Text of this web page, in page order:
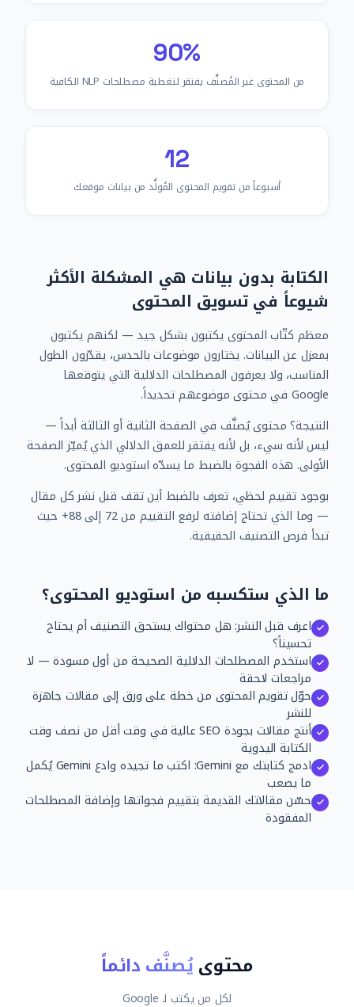
90%
من المحتوى غير المُصنَّف يفتقر لتغطية مصطلحات NLP الكافية
12
أسبوعاً من تقويم المحتوى المُولَّد من بيانات موقعك
الكتابة بدون بيانات هي المشكلة الأكثر
شيوعاً في تسويق المحتوى
معظم كتّاب المحتوى يكتبون بشكل جيد — لكنهم يكتبون
بمعزل عن البيانات. يختارون موضوعات بالحدس، يقدّرون الطول
المناسب، ولا يعرفون المصطلحات الدلالية التي يتوقعها
Google في محتوى موضوعهم تحديداً.
النتيجة؟ محتوى يُصنَّف في الصفحة الثانية أو الثالثة أبداً —
ليس لأنه سيء، بل لأنه يفتقر للعمق الدلالي الذي يُميّز الصفحة
الأولى. هذه الفجوة بالضبط ما يسدّه استوديو المحتوى.
بوجود تقييم لحظي، تعرف بالضبط أين تقف قبل نشر كل مقال
— وما الذي تحتاج إضافته لرفع التقييم من 72 إلى 88+ حيث
تبدأ فرص التصنيف الحقيقية.
ما الذي ستكسبه من استوديو المحتوى؟
اعرف قبل النشر: هل محتواك يستحق التصنيف أم يحتاج
تحسيناً؟
استخدم المصطلحات الدلالية الصحيحة من أول مسودة — لا
مراجعات لاحقة
حوّل تقويم المحتوى من خطة على ورق إلى مقالات جاهزة
للنشر
أنتج مقالات بجودة SEO عالية في وقت أقل من نصف وقت
الكتابة اليدوية
ادمج كتابتك مع Gemini: اكتب ما تجيده وادع Gemini يُكمل
ما يصعب
حسّن مقالاتك القديمة بتقييم فجواتها وإضافة المصطلحات
المفقودة
محتوىيُصنَّف دائماً
لكل من يكتب لـ Google